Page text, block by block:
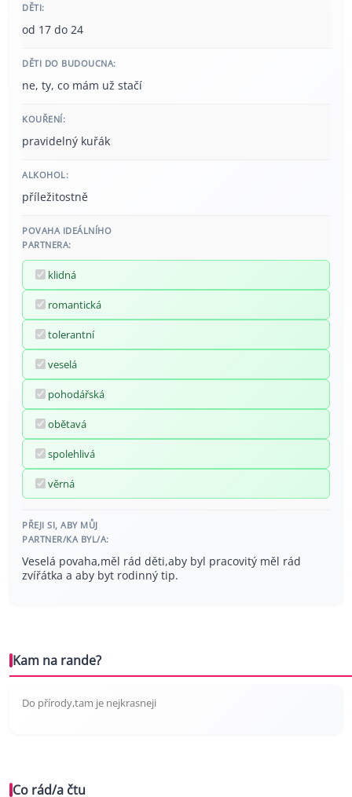
DĚTI:
od 17 do 24
DĚTI DO BUDOUCNA:
ne, ty, co mám už stačí
KOUŘENÍ:
pravidelný kuřák
ALKOHOL:
příležitostně
POVAHA IDEÁLNÍHO
PARTNERA:
klidná
romantická
tolerantní
veselá
pohodářská
obětavá
spolehlivá
věrná
PŘEJI SI, ABY MŮJ
PARTNER/KA BYL/A:
Veselá povaha,měl rád děti,aby byl pracovitý měl rád
zvířátka a aby byt rodinný tip.
Kam na rande?
Do přírody,tam je nejkrasneji
Co rád/a čtu